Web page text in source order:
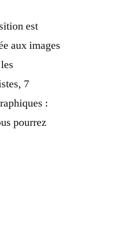
est
aux images
7
:
pourrez